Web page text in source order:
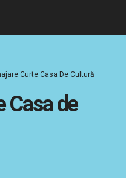
Curte Casa De Cultură
Casa de